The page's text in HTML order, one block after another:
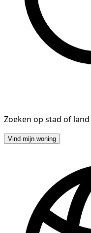
Zoeken op stad of land
Vind mijn woning